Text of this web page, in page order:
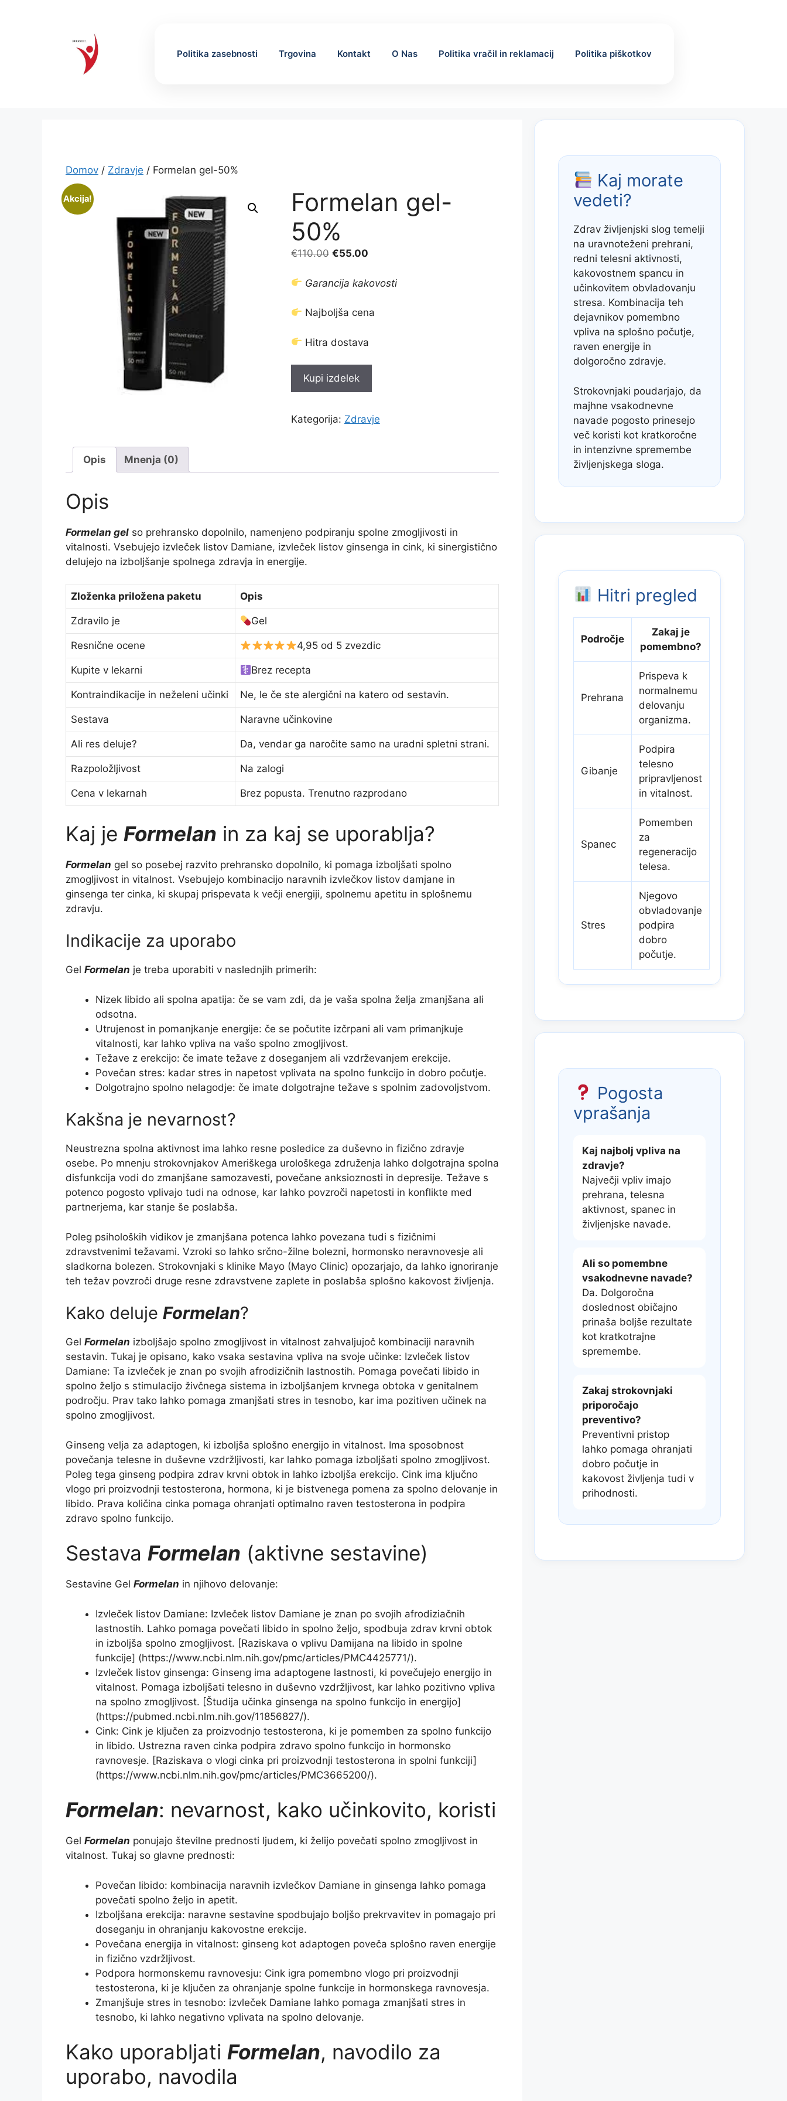
Politika zasebnosti Trgovina Kontakt O Nas Politika vračil in reklamacij Politika piškotkov
Domov / Zdravje / Formelan gel-50%
Akcija!
Formelan gel-
50%
€110.00 Izvirna
je
€110.00.
€55.00Trenutna
je:
Garancija kakovosti
Najboljša cena
Hitra dostava
Kupi izdelek
Kategorija: Zdravje
Opis Mnenja (0)
Opis
Formelan gel so prehransko dopolnilo, namenjeno podpiranju spolne zmogljivosti in
vitalnosti. Vsebujejo izvleček listov Damiane, izvleček listov ginsenga in cink, ki sinergistično
delujejo na izboljšanje spolnega zdravja in energije.
Zloženka priložena paketu Opis
Zdravilo je Gel
Resnične ocene 4,95 od 5 zvezdic
Kupite v lekarni Brez recepta
Kontraindikacije in neželeni učinki Ne, le če ste alergični na katero od sestavin.
Sestava Naravne učinkovine
Ali res deluje? Da, vendar ga naročite samo na uradni spletni strani.
Razpoložljivost Na zalogi
Cena v lekarnah Brez popusta. Trenutno razprodano
Kaj je Formelan in za kaj se uporablja?
Formelan gel so posebej razvito prehransko dopolnilo, ki pomaga izboljšati spolno
zmogljivost in vitalnost. Vsebujejo kombinacijo naravnih izvlečkov listov damjane in
ginsenga ter cinka, ki skupaj prispevata k večji energiji, spolnemu apetitu in splošnemu
zdravju.
Indikacije za uporabo
Gel Formelan je treba uporabiti v naslednjih primerih:
Nizek libido ali spolna apatija: če se vam zdi, da je vaša spolna želja zmanjšana ali
odsotna.
Utrujenost in pomanjkanje energije: če se počutite izčrpani ali vam primanjkuje
vitalnosti, kar lahko vpliva na vašo spolno zmogljivost.
Težave z erekcijo: če imate težave z doseganjem ali vzdrževanjem erekcije.
Povečan stres: kadar stres in napetost vplivata na spolno funkcijo in dobro počutje.
Dolgotrajno spolno nelagodje: če imate dolgotrajne težave s spolnim zadovoljstvom.
Kakšna je nevarnost?
Neustrezna spolna aktivnost ima lahko resne posledice za duševno in fizično zdravje
osebe. Po mnenju strokovnjakov Ameriškega urološkega združenja lahko dolgotrajna spolna
disfunkcija vodi do zmanjšane samozavesti, povečane anksioznosti in depresije. Težave s
potenco pogosto vplivajo tudi na odnose, kar lahko povzroči napetosti in konflikte med
partnerjema, kar stanje še poslabša.
Poleg psiholoških vidikov je zmanjšana potenca lahko povezana tudi s fizičnimi
zdravstvenimi težavami. Vzroki so lahko srčno-žilne bolezni, hormonsko neravnovesje ali
sladkorna bolezen. Strokovnjaki s klinike Mayo (Mayo Clinic) opozarjajo, da lahko ignoriranje
teh težav povzroči druge resne zdravstvene zaplete in poslabša splošno kakovost življenja.
Kako deluje Formelan?
Gel Formelan izboljšajo spolno zmogljivost in vitalnost zahvaljujoč kombinaciji naravnih
sestavin. Tukaj je opisano, kako vsaka sestavina vpliva na svoje učinke: Izvleček listov
Damiane: Ta izvleček je znan po svojih afrodizičnih lastnostih. Pomaga povečati libido in
spolno željo s stimulacijo živčnega sistema in izboljšanjem krvnega obtoka v genitalnem
področju. Prav tako lahko pomaga zmanjšati stres in tesnobo, kar ima pozitiven učinek na
spolno zmogljivost.
Ginseng velja za adaptogen, ki izboljša splošno energijo in vitalnost. Ima sposobnost
povečanja telesne in duševne vzdržljivosti, kar lahko pomaga izboljšati spolno zmogljivost.
Poleg tega ginseng podpira zdrav krvni obtok in lahko izboljša erekcijo. Cink ima ključno
vlogo pri proizvodnji testosterona, hormona, ki je bistvenega pomena za spolno delovanje in
libido. Prava količina cinka pomaga ohranjati optimalno raven testosterona in podpira
zdravo spolno funkcijo.
Sestava Formelan (aktivne sestavine)
Sestavine Gel Formelan in njihovo delovanje:
Izvleček listov Damiane: Izvleček listov Damiane je znan po svojih afrodiziačnih
lastnostih. Lahko pomaga povečati libido in spolno željo, spodbuja zdrav krvni obtok
in izboljša spolno zmogljivost. [Raziskava o vplivu Damijana na libido in spolne
funkcije] (https://www.ncbi.nlm.nih.gov/pmc/articles/PMC4425771/).
Izvleček listov ginsenga: Ginseng ima adaptogene lastnosti, ki povečujejo energijo in
vitalnost. Pomaga izboljšati telesno in duševno vzdržljivost, kar lahko pozitivno vpliva
na spolno zmogljivost. [Študija učinka ginsenga na spolno funkcijo in energijo]
(https://pubmed.ncbi.nlm.nih.gov/11856827/).
Cink: Cink je ključen za proizvodnjo testosterona, ki je pomemben za spolno funkcijo
in libido. Ustrezna raven cinka podpira zdravo spolno funkcijo in hormonsko
ravnovesje. [Raziskava o vlogi cinka pri proizvodnji testosterona in spolni funkciji]
(https://www.ncbi.nlm.nih.gov/pmc/articles/PMC3665200/).
Formelan: nevarnost, kako učinkovito, koristi
Gel Formelan ponujajo številne prednosti ljudem, ki želijo povečati spolno zmogljivost in
vitalnost. Tukaj so glavne prednosti:
Povečan libido: kombinacija naravnih izvlečkov Damiane in ginsenga lahko pomaga
povečati spolno željo in apetit.
Izboljšana erekcija: naravne sestavine spodbujajo boljšo prekrvavitev in pomagajo pri
doseganju in ohranjanju kakovostne erekcije.
Povečana energija in vitalnost: ginseng kot adaptogen poveča splošno raven energije
in fizično vzdržljivost.
Podpora hormonskemu ravnovesju: Cink igra pomembno vlogo pri proizvodnji
testosterona, ki je ključen za ohranjanje spolne funkcije in hormonskega ravnovesja.
Zmanjšuje stres in tesnobo: izvleček Damiane lahko pomaga zmanjšati stres in
tesnobo, ki lahko negativno vplivata na spolno delovanje.
Kako uporabljati Formelan, navodilo za
uporabo, navodila
Kaj morate
vedeti?
Zdrav življenjski slog temelji
na uravnoteženi prehrani,
redni telesni aktivnosti,
kakovostnem spancu in
učinkovitem obvladovanju
stresa. Kombinacija teh
dejavnikov pomembno
vpliva na splošno počutje,
raven energije in
dolgoročno zdravje.
Strokovnjaki poudarjajo, da
majhne vsakodnevne
navade pogosto prinesejo
več koristi kot kratkoročne
in intenzivne spremembe
življenjskega sloga.
Hitri pregled
Področje
Zakaj je
pomembno?
Prehrana
Prispeva k
normalnemu
delovanju
organizma.
Gibanje
Podpira
telesno
pripravljenost
in vitalnost.
Spanec
Pomemben
za
regeneracijo
telesa.
Stres
Njegovo
obvladovanje
podpira
dobro
počutje.
Pogosta
vprašanja
Kaj najbolj vpliva na
zdravje?
Največji vpliv imajo
prehrana, telesna
aktivnost, spanec in
življenjske navade.
Ali so pomembne
vsakodnevne navade?
Da. Dolgoročna
doslednost običajno
prinaša boljše rezultate
kot kratkotrajne
spremembe.
Zakaj strokovnjaki
priporočajo
preventivo?
Preventivni pristop
lahko pomaga ohranjati
dobro počutje in
kakovost življenja tudi v
prihodnosti.